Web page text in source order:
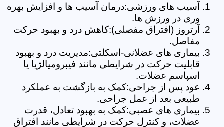
آسیب های ورزشی:درمان آسیب ها و افزایش بهره
وری در ورزش ها.
آرتروز (افتراق مفصلی):کاهش درد و بهبود حرکت
مفاصل.
بیماری های عضلانی-اسکلتی:مدیریت درد و بهبود
قابلیت حرکت در شرایطی مانند فیبرومیالژیا یا
اسپاسم عضلات.
عود پس از جراحی:کمک به بازگشت به عملکرد
طبیعی بعد از عمل جراحی.
بیماری های عصبی:کمک به بهبود تعادل، قدرت
عضلات، و کنترل حرکت در شرایطی مانند افتراق